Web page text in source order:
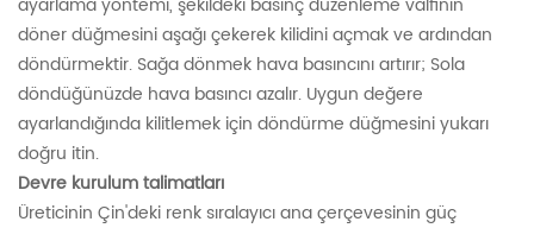
döner düğmesini aşağı çekerek kilidini açmak ve ardından
döndürmektir. Sağa dönmek hava basıncını artırır; Sola
döndüğünüzde hava basıncı azalır. Uygun değere
ayarlandığında kilitlemek için döndürme düğmesini yukarı
doğru itin.
Devre kurulum talimatları
Üreticinin Çin'deki renk sıralayıcı ana çerçevesinin güç